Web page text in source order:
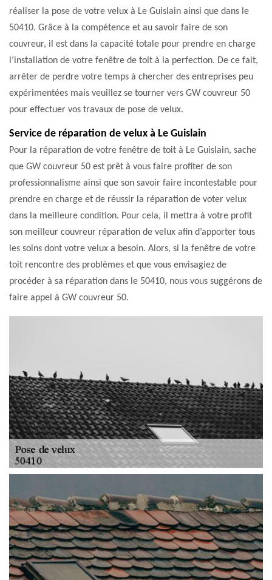
réaliser la pose de votre velux à Le Guislain ainsi que dans le
50410. Grâce à la compétence et au savoir faire de son
couvreur, il est dans la capacité totale pour prendre en charge
l’installation de votre fenêtre de toit à la perfection. De ce fait,
arrêter de perdre votre temps à chercher des entreprises peu
expérimentées mais veuillez se tourner vers GW couvreur 50
pour effectuer vos travaux de pose de velux.
Service de réparation de velux à Le Guislain
Pour la réparation de votre fenêtre de toit à Le Guislain, sache
que GW couvreur 50 est prêt à vous faire profiter de son
professionnalisme ainsi que son savoir faire incontestable pour
prendre en charge et de réussir la réparation de voter velux
dans la meilleure condition. Pour cela, il mettra à votre profit
son meilleur couvreur réparation de velux afin d’apporter tous
les soins dont votre velux a besoin. Alors, si la fenêtre de votre
toit rencontre des problèmes et que vous envisagiez de
procéder à sa réparation dans le 50410, nous vous suggérons de
faire appel à GW couvreur 50.